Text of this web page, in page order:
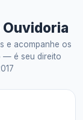
e acompanhe os
— é seu direito